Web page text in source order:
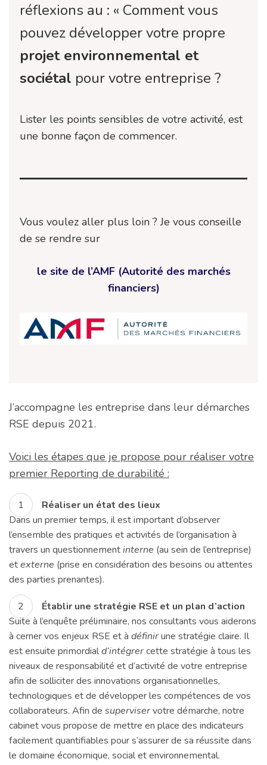
réflexions au : « Comment vous
pouvez développer votre propre
projet environnemental et
sociétal pour votre entreprise ?
Lister les points sensibles de votre activité, est
une bonne façon de commencer.
Vous voulez aller plus loin ? Je vous conseille
de se rendre sur
le site de l’AMF (Autorité des marchés
financiers)
J’accompagne les entreprise dans leur démarches
RSE depuis 2021.
Voici les étapes que je propose pour réaliser votre
premier Reporting de durabilité :
Réaliser un état des lieux
Dans un premier temps, il est important d’observer
l’ensemble des pratiques et activités de l’organisation à
travers un questionnementinterne (au sein de l’entreprise)
etexterne (prise en considération des besoins ou attentes
des parties prenantes).
Établir une stratégie RSE et un plan d’action
Suite à l’enquête préliminaire, nos consultants vous aiderons
à cerner vos enjeux RSE et à définirune stratégie claire. Il
est ensuite primordiald’intégrercette stratégie à tous les
niveaux de responsabilité et d’activité de votre entreprise
afin de solliciter des innovations organisationnelles,
technologiques et de développer les compétences de vos
collaborateurs. Afin de superviservotre démarche, notre
cabinet vous propose de mettre en place des indicateurs
facilement quantifiables pour s’assurer de sa réussite dans
le domaine économique, social et environnemental.